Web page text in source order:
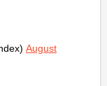
August